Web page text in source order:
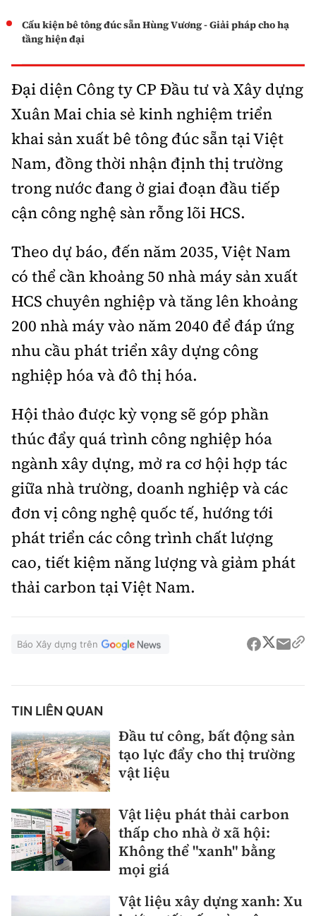
Cấu kiện bê tông đúc sẵn Hùng Vương - Giải pháp cho hạ
tầng hiện đại
Đại diện Công ty CP Đầu tư và Xây dựng
Xuân Mai chia sẻ kinh nghiệm triển
khai sản xuất bê tông đúc sẵn tại Việt
Nam, đồng thời nhận định thị trường
trong nước đang ở giai đoạn đầu tiếp
cận công nghệ sàn rỗng lõi HCS.
Theo dự báo, đến năm 2035, Việt Nam
có thể cần khoảng 50 nhà máy sản xuất
HCS chuyên nghiệp và tăng lên khoảng
200 nhà máy vào năm 2040 để đáp ứng
nhu cầu phát triển xây dựng công
nghiệp hóa và đô thị hóa.
Hội thảo được kỳ vọng sẽ góp phần
thúc đẩy quá trình công nghiệp hóa
ngành xây dựng, mở ra cơ hội hợp tác
giữa nhà trường, doanh nghiệp và các
đơn vị công nghệ quốc tế, hướng tới
phát triển các công trình chất lượng
cao, tiết kiệm năng lượng và giảm phát
thải carbon tại Việt Nam.
Báo Xây dựng trên
TIN LIÊN QUAN
Đầu tư công, bất động sản
tạo lực đẩy cho thị trường
vật liệu
Vật liệu phát thải carbon
thấp cho nhà ở xã hội:
Không thể "xanh" bằng
mọi giá
Vật liệu xây dựng xanh: Xu